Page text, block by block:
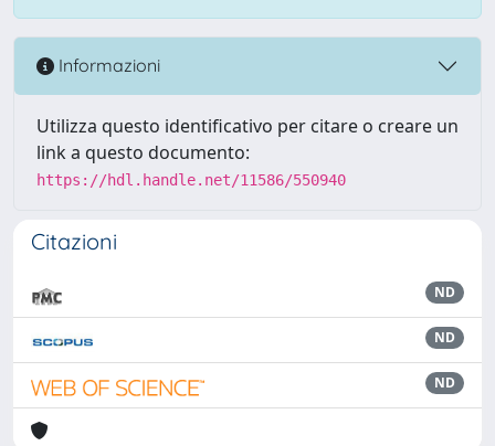
Informazioni
Utilizza questo identificativo per citare o creare un
link a questo documento:
https://hdl.handle.net/11586/550940
Citazioni
ND
ND
ND